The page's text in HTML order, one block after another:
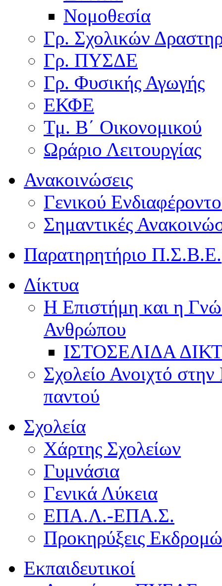
Νομοθεσία
Γρ. Σχολικών
Γρ. ΠΥΣΔΕ
Γρ. Φυσικής Αγωγής
ΕΚΦΕ
Τμ. Β΄ Οικονομικού
Ωράριο Λειτουργίας
Ανακοινώσεις
Γενικού
Σημαντικές
Παρατηρητήριο Π.Σ.Β.Ε.
Δίκτυα
Η Επιστήμη και η
Ανθρώπου
ΙΣΤΟΣΕΛΙΔΑ
Σχολείο Ανοιχτό
παντού
Σχολεία
Χάρτης Σχολείων
Γυμνάσια
Γενικά Λύκεια
ΕΠΑ.Λ.-ΕΠΑ.Σ.
Προκηρύξεις
Εκπαιδευτικοί